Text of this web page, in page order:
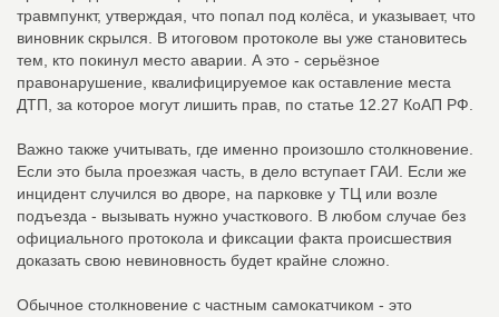
травмпункт, утверждая, что попал под колёса, и указывает, что
виновник скрылся. В итоговом протоколе вы уже становитесь
тем, кто покинул место аварии. А это - серьёзное
правонарушение, квалифицируемое как оставление места
ДТП, за которое могут лишить прав, по статье 12.27 КоАП РФ.
Важно также учитывать, где именно произошло столкновение.
Если это была проезжая часть, в дело вступает ГАИ. Если же
инцидент случился во дворе, на парковке у ТЦ или возле
подъезда - вызывать нужно участкового. В любом случае без
официального протокола и фиксации факта происшествия
доказать свою невиновность будет крайне сложно.
Обычное столкновение с частным самокатчиком - это